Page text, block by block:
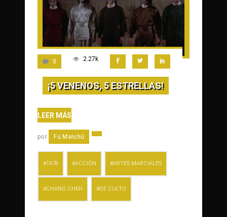
0 2.27k
¡5 VENENOS, 5 ESTRELLAS!
LEER MÁS
por Fu Manchú
1978 ACCIÓN ARTES MARCIALES
CHANG CHEH DE CULTO